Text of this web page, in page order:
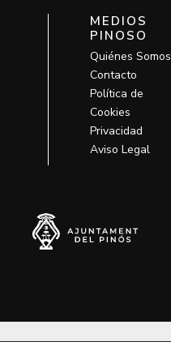
MEDIOS
PINOSO
Quiénes Somos
Contacto
Política de
Cookies
Privacidad
Aviso Legal